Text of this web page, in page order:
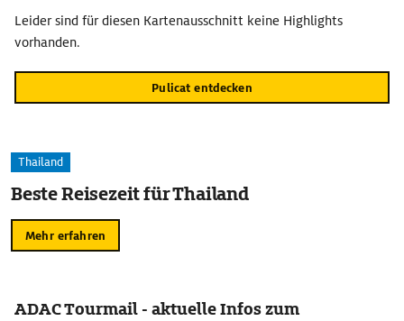
Leider sind für diesen Kartenausschnitt keine Highlights
vorhanden.
Pulicat entdecken
Thailand
Beste Reisezeit für Thailand
Mehr erfahren
ADAC Tourmail - aktuelle Infos zum